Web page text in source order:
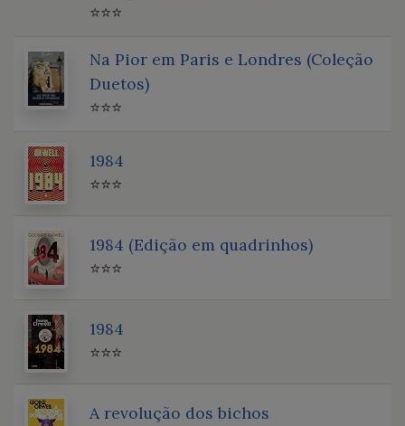
⭐⭐⭐
Na Pior em Paris e Londres (Coleção
Duetos)
⭐⭐⭐
1984
⭐⭐⭐
1984 (Edição em quadrinhos)
⭐⭐⭐
1984
⭐⭐⭐
A revolução dos bichos